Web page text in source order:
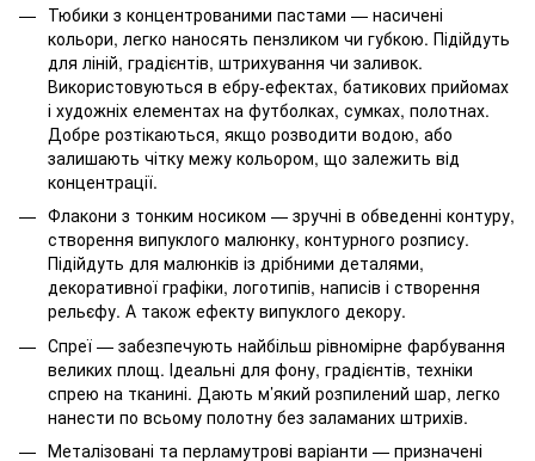
Тюбики з концентрованими пастами — насичені
кольори, легко наносять пензликом чи губкою. Підійдуть
для ліній, градієнтів, штрихування чи заливок.
Використовуються в ебру-ефектах, батикових прийомах
і художніх елементах на футболках, сумках, полотнах.
Добре розтікаються, якщо розводити водою, або
залишають чітку межу кольором, що залежить від
концентрації.
Флакони з тонким носиком — зручні в обведенні контуру,
створення випуклого малюнку, контурного розпису.
Підійдуть для малюнків із дрібними деталями,
декоративної графіки, логотипів, написів і створення
рельєфу. А також ефекту випуклого декору.
Спреї — забезпечують найбільш рівномірне фарбування
великих площ. Ідеальні для фону, градієнтів, техніки
спрею на тканині. Дають м’який розпилений шар, легко
нанести по всьому полотну без заламаних штрихів.
Металізовані та перламутрові варіанти — призначені